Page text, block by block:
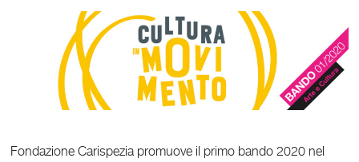
Fondazione Carispezia promuove il primo bando 2020 nel